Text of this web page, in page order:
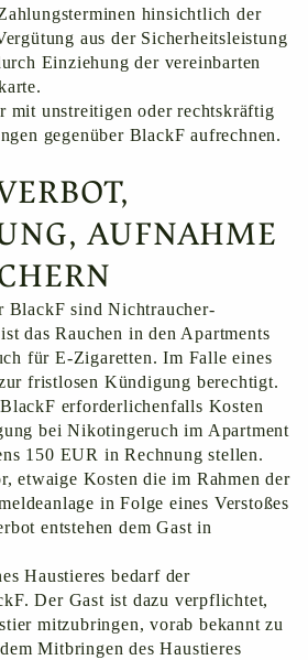
hinsichtlich der
aus der Sicherheitsleistung
Einziehung der vereinbarten
mit unstreitigen oder rechtskräftig
gegenüber BlackF aufrechnen.
AUFNAHME
BlackF sind Nichtraucher-
das Rauchen in den Apartments
für E-Zigaretten. Im Falle eines
fristlosen Kündigung berechtigt.
erforderlichenfalls Kosten
bei Nikotingeruch im Apartment
150 EUR in Rechnung stellen.
etwaige Kosten die im Rahmen der
in Folge eines Verstoßes
entstehen dem Gast in
Haustieres bedarf der
Der Gast ist dazu verpflichtet,
mitzubringen, vorab bekannt zu
Mitbringen des Haustieres